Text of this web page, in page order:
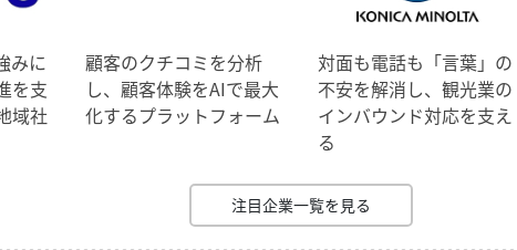
みに
を支
域社
顧客のクチコミを分析
し、顧客体験をAIで最大
化するプラットフォーム
対面も電話も「言葉」の
不安を解消し、観光業の
インバウンド対応を支え
る
注目企業一覧を見る